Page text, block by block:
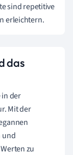
sind repetitive
erleichtern.
das
in der
Mit der
und
zu